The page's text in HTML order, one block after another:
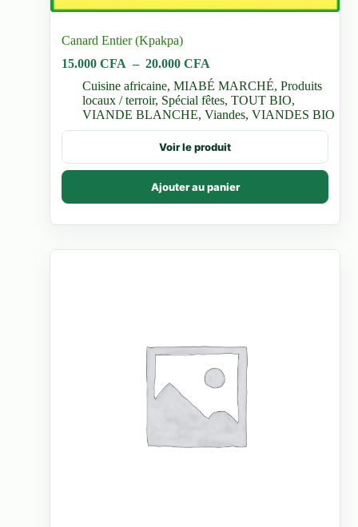
Canard Entier (Kpakpa)
15.000CFA – 20.000CFA
de
prix :
15.000 CFA
à
20.000 CFA
Cuisine africaine,MIABÉ MARCHÉ,Produits
locaux / terroir, Spécial fêtes,TOUT BIO,
VIANDE BLANCHE,Viandes,VIANDES BIO
Voir le produit
Ajouter au panier
Ce
a
plusieurs
Les
options
être